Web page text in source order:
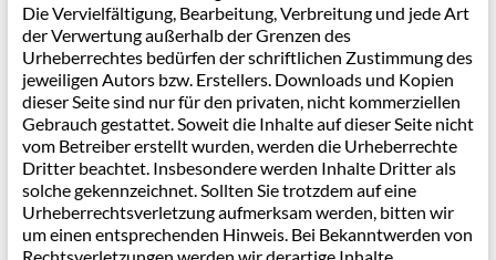
Die Vervielfältigung, Bearbeitung, Verbreitung und jede Art
der Verwertung außerhalb der Grenzen des
Urheberrechtes bedürfen der schriftlichen Zustimmung des
jeweiligen Autors bzw. Erstellers. Downloads und Kopien
dieser Seite sind nur für den privaten, nicht kommerziellen
Gebrauch gestattet. Soweit die Inhalte auf dieser Seite nicht
vom Betreiber erstellt wurden, werden die Urheberrechte
Dritter beachtet. Insbesondere werden Inhalte Dritter als
solche gekennzeichnet. Sollten Sie trotzdem auf eine
Urheberrechtsverletzung aufmerksam werden, bitten wir
um einen entsprechenden Hinweis. Bei Bekanntwerden von